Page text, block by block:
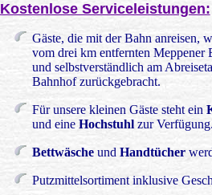
Kostenlose Serviceleistungen:
Gäste, die mit der Bahn anreisen,
vom drei km entfernten Meppener
und selbstverständlich am
Bahnhof zurückgebracht.
Für unsere kleinen Gäste steht ein
und eine Hochstuhlzur
Bettwäscheund Handtücher
Putzmittelsortiment inklusive